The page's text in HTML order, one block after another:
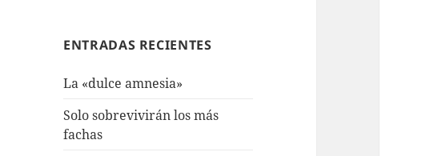
ENTRADAS RECIENTES
La «dulce amnesia»
Solo sobrevivirán los más
fachas